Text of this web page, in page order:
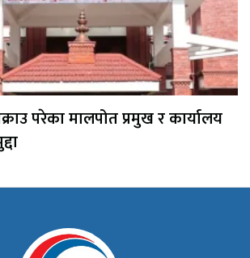
परेका मालपोत प्रमुख र कार्यालय